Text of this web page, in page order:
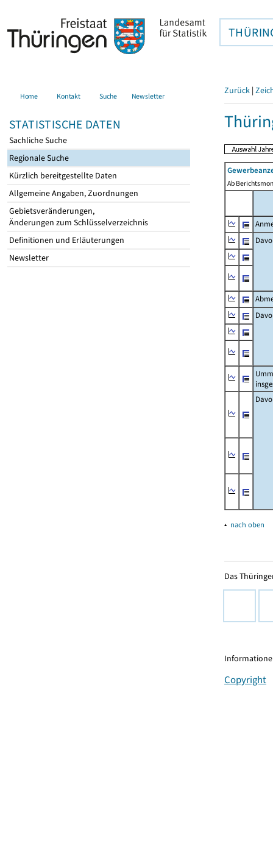
Home Kontakt Suche Newsletter
STATISTISCHE DATEN
Sachliche Suche
Regionale Suche
Kürzlich bereitgestellte Daten
Allgemeine Angaben, Zuordnungen
Gebietsveränderungen,
Änderungen zum Schlüsselverzeichnis
Definitionen und Erläuterungen
Newsletter
Zurück |
Ab
▴ nach oben
Das
Copyright